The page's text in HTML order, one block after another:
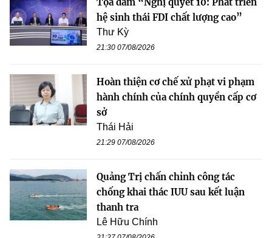
hệ sinh thái FDI chất lượng cao”
Thư Kỳ
21:30 07/08/2026
Hoàn thiện cơ chế xử phạt vi phạm
hành chính của chính quyền cấp cơ
sở
Thái Hải
21:29 07/08/2026
Quảng Trị chấn chỉnh công tác
chống khai thác IUU sau kết luận
thanh tra
Lê Hữu Chính